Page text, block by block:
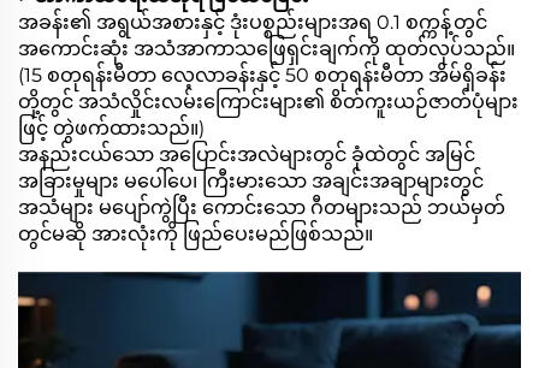
အခန်း၏ အရွယ်အစားနှင့် ဒုံးပစ္စည်းများအရ 0.1 စက္ကန့်တွင်
အကောင်းဆုံး အသံအာကာသဖြေရှင်းချက်ကို ထုတ်လုပ်သည်။
(15 စတုရန်းမီတာ လေ့လာခန်းနှင့် 50 စတုရန်းမီတာ အိမ်ရှိခန်း
တို့တွင် အသံလှိုင်းလမ်းကြောင်းများ၏ စိတ်ကူးယဉ်ဇာတ်ပုံများ
ဖြင့် တွဲဖက်ထားသည်။)
အနည်းငယ်သော အပြောင်းအလဲများတွင် ခုံထဲတွင် အမြင်
အခြားမှုများ မပေါ်ပေ၊ ကြီးမားသော အချင်းအချာများတွင်
အသံများ မပျော်ကွဲပြီး ကောင်းသော ဂီတများသည် ဘယ်မှတ်
တွင်မဆို အားလုံးကို ဖြည်ပေးမည်ဖြစ်သည်။